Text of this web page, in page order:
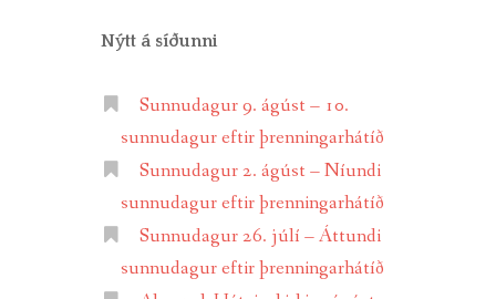
Nýtt á síðunni
Sunnudagur 9. ágúst – 10.
sunnudagur eftir þrenningarhátíð
Sunnudagur 2. ágúst – Níundi
sunnudagur eftir þrenningarhátíð
Sunnudagur 26. júlí – Áttundi
sunnudagur eftir þrenningarhátíð